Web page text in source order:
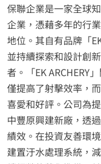
保聯企業是一家全球
企業，憑藉多年的行
地位。其自有品牌「
並持續探索和設計創
者。「EK ARCHERY
僅提高了射擊效率，
喜愛和好評。公司為
中豐原興建新廠，透
績效。在投資友善環
建置汙水處理系統，